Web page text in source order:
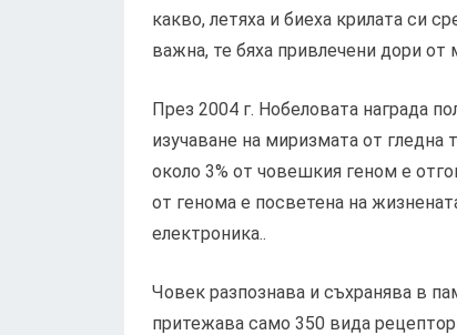
какво, летяха и биеха крилата си
важна, те бяха привлечени дори
През 2004 г. Нобеловата награда
изучаване на миризмата от гледна
около 3% от човешкия геном е
от генома е посветена на
електроника..
Човек разпознава и съхранява в
притежава само 350 вида